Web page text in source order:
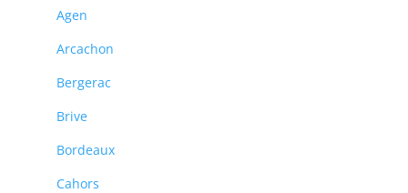
Agen
Arcachon
Bergerac
Brive
Bordeaux
Cahors